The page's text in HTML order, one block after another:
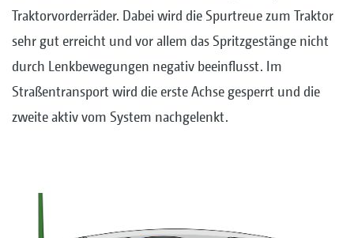
Traktorvorderräder. Dabei wird die Spurtreue zum Traktor
sehr gut erreicht und vor allem das Spritzgestänge nicht
durch Lenkbewegungen negativ beeinflusst. Im
Straßentransport wird die erste Achse gesperrt und die
zweite aktiv vom System nachgelenkt.